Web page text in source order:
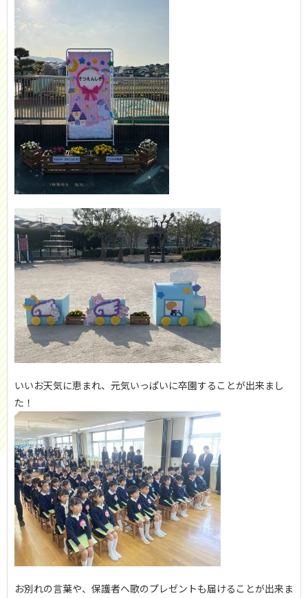
いいお天気に恵まれ、元気いっぱいに卒園することが出来まし
た！
お別れの言葉や、保護者へ歌のプレゼントも届けることが出来ま